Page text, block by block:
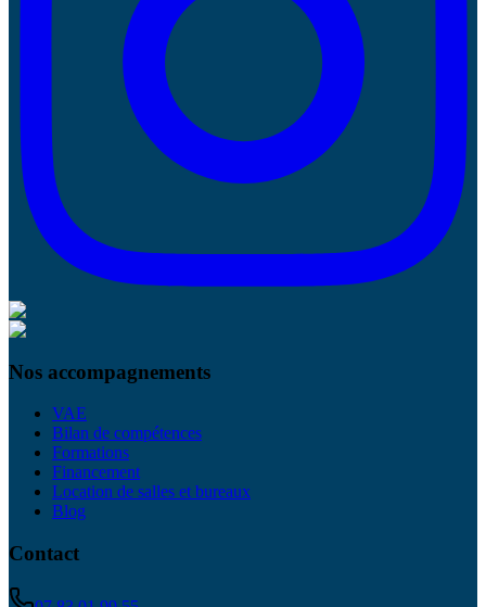
Nos accompagnements
VAE
Bilan de compétences
Formations
Financement
Location de salles et bureaux
Blog
Contact